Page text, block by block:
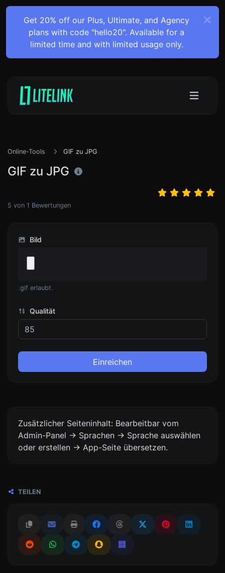
Get 20% off our Plus, Ultimate, and Agency
plans with code "hello20". Available for a
limited time and with limited usage only.
Online-Tools GIF zu JPG
GIF zu JPG
5 von 1 Bewertungen
Bild
.gif erlaubt.
Qualität
Einreichen
Zusätzlicher Seiteninhalt: Bearbeitbar vom
Admin-Panel -> Sprachen -> Sprache auswählen
oder erstellen -> App-Seite übersetzen.
TEILEN